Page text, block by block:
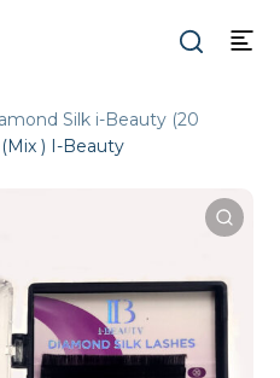
Silk i-Beauty (20
(Mix ) I-Beauty